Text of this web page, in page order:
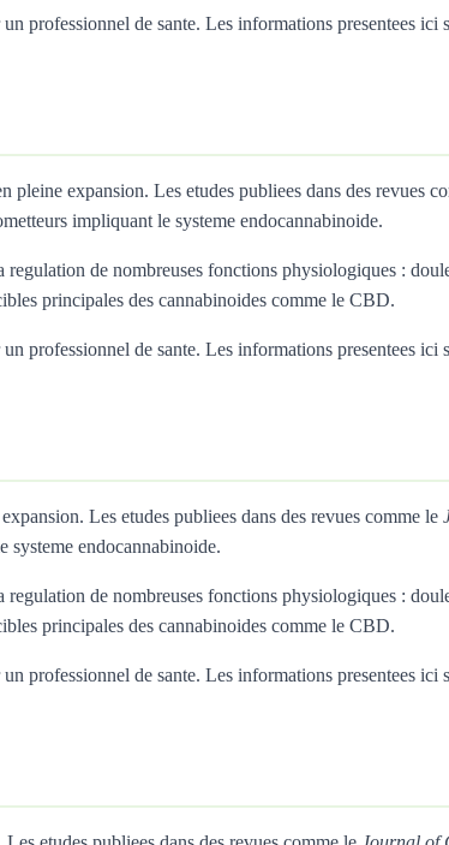
professionnel de sante. Les informations presentees ici
expansion. Les etudes publiees dans des revues
impliquant le systeme endocannabinoide.
de nombreuses fonctions physiologiques :
principales des cannabinoides comme le CBD.
professionnel de sante. Les informations presentees ici
Les etudes publiees dans des revues comme le
systeme endocannabinoide.
de nombreuses fonctions physiologiques :
principales des cannabinoides comme le CBD.
professionnel de sante. Les informations presentees ici